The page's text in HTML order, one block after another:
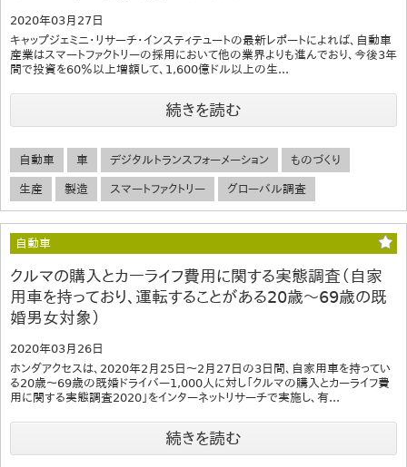
2020年03月27日
キャップジェミニ・リサーチ・インスティテュートの最新レポートによれば、自動車
産業はスマートファクトリーの採用において他の業界よりも進んでおり、今後3年
間で投資を60％以上増額して、1,600億ドル以上の生...
続きを読む
自動車 車 デジタルトランスフォーメーション ものづくり
生産 製造 スマートファクトリー グローバル調査
自動車
クルマの購入とカーライフ費用に関する実態調査（自家
用車を持っており、運転することがある20歳～69歳の既
婚男女対象）
2020年03月26日
ホンダアクセスは、2020年2月25日～2月27日の3日間、自家用車を持ってい
る20歳～69歳の既婚ドライバー1,000人に対し「クルマの購入とカーライフ費
用に関する実態調査2020」をインターネットリサーチで実施し、有...
続きを読む